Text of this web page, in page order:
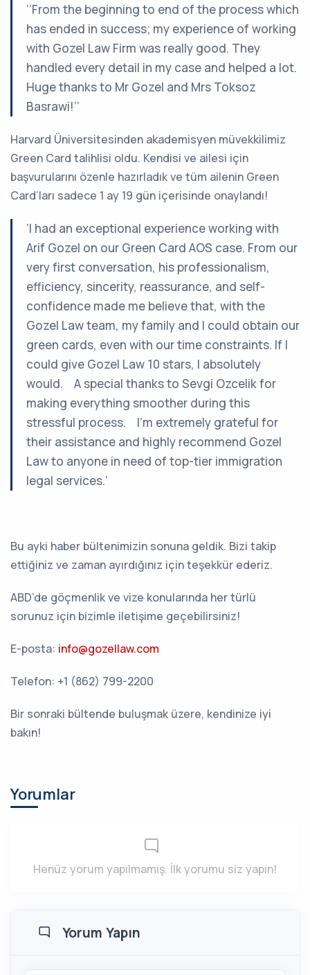
‘’From the beginning to end of the process which
has ended in success; my experience of working
with Gozel Law Firm was really good. They
handled every detail in my case and helped a lot.
Huge thanks to Mr Gozel and Mrs Toksoz
Basrawi!’’
Harvard Üniversitesinden akademisyen müvekkilimiz
Green Card talihlisi oldu. Kendisi ve ailesi için
başvurularını özenle hazırladık ve tüm ailenin Green
Card’ları sadece 1 ay 19 gün içerisinde onaylandı!
‘I had an exceptional experience working with
Arif Gozel on our Green Card AOS case. From our
very first conversation, his professionalism,
efficiency, sincerity, reassurance, and self-
confidence made me believe that, with the
Gozel Law team, my family and I could obtain our
green cards, even with our time constraints. If I
could give Gozel Law 10 stars, I absolutely
would. A special thanks to Sevgi Ozcelik for
making everything smoother during this
stressful process. I’m extremely grateful for
their assistance and highly recommend Gozel
Law to anyone in need of top-tier immigration
legal services.’
Bu ayki haber bültenimizin sonuna geldik. Bizi takip
ettiğiniz ve zaman ayırdığınız için teşekkür ederiz.
ABD’de göçmenlik ve vize konularında her türlü
sorunuz için bizimle iletişime geçebilirsiniz!
E-posta: info@gozellaw.com
Telefon: +1 (862) 799-2200
Bir sonraki bültende buluşmak üzere, kendinize iyi
bakın!
Yorumlar
Henüz yorum yapılmamış. İlk yorumu siz yapın!
Yorum Yapın